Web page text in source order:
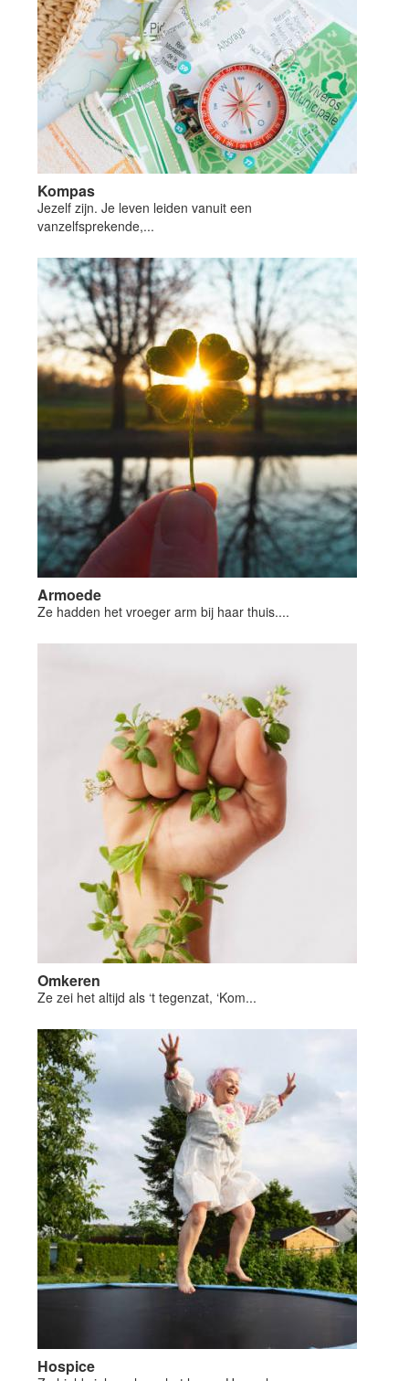
Kompas
Jezelf zijn. Je leven leiden vanuit een
vanzelfsprekende,...
Armoede
Ze hadden het vroeger arm bij haar thuis....
Omkeren
Ze zei het altijd als ‘t tegenzat, ‘Kom...
Hospice